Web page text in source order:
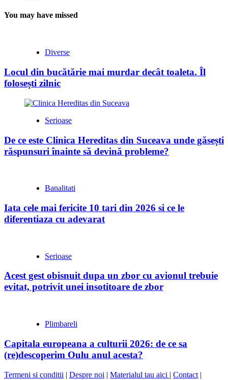
You may have missed
Diverse
Locul din bucătărie mai murdar decât toaleta. Îl
folosești zilnic
Serioase
De ce este Clinica Hereditas din Suceava unde găsești
răspunsuri înainte să devină probleme?
Banalitati
Iata cele mai fericite 10 tari din 2026 si ce le
diferentiaza cu adevarat
Serioase
Acest gest obisnuit dupa un zbor cu avionul trebuie
evitat, potrivit unei insotitoare de zbor
Plimbareli
Capitala europeana a culturii 2026: de ce sa
(re)descoperim Oulu anul acesta?
Termeni si conditii | Despre noi | Materialul tau aici | Contact |